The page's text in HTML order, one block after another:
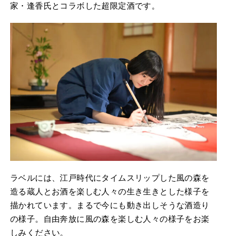
家・逢香氏とコラボした超限定酒です。
ラベルには、江戸時代にタイムスリップした風の森を
造る蔵人とお酒を楽しむ人々の生き生きとした様子を
描かれています。まるで今にも動き出しそうな酒造り
の様子。自由奔放に風の森を楽しむ人々の様子をお楽
しみください。